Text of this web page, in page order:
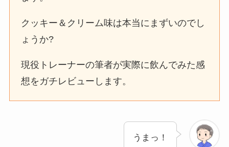
クッキー＆クリーム味は本当にまずいのでし
ょうか?
現役トレーナーの筆者が実際に飲んでみた感
想をガチレビューします。
うまっ！